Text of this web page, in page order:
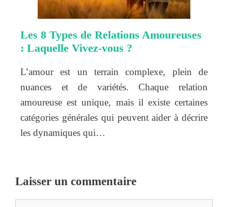
Les 8 Types de Relations Amoureuses
: Laquelle Vivez-vous ?
L’amour est un terrain complexe, plein de
nuances et de variétés. Chaque relation
amoureuse est unique, mais il existe certaines
catégories générales qui peuvent aider à décrire
les dynamiques qui…
Laisser un commentaire